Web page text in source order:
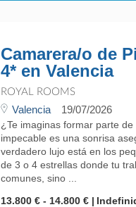
Camarera/o de
4* en Valencia
ROYAL ROOMS
Valencia 19/07/2026
¿Te imaginas formar parte
impecable es una sonrisa
verdadero lujo está en los
de 3 o 4 estrellas donde tu
comunes, sino ...
13.800 € - 14.800 €